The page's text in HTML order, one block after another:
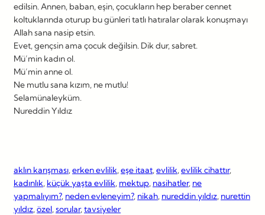
edilsin. Annen, baban, eşin, çocukların hep beraber cennet
koltuklarında oturup bu günleri tatlı hatıralar olarak konuşmayı
Allah sana nasip etsin.
Evet, gençsin ama çocuk değilsin. Dik dur, sabret.
Mü’min kadın ol.
Mü’min anne ol.
Ne mutlu sana kızım, ne mutlu!
Selamünaleyküm.
Nureddin Yıldız
aklın karışması, erken evlilik, eşe itaat, evlilik, evlilik cihattır
kadınlık, küçük yaşta evlilik, mektup, nasihatler, ne
yapmalıyım?, neden evleneyim?, nikah, nureddin yıldız, nurettin
yıldız, özel, sorular, tavsiyeler